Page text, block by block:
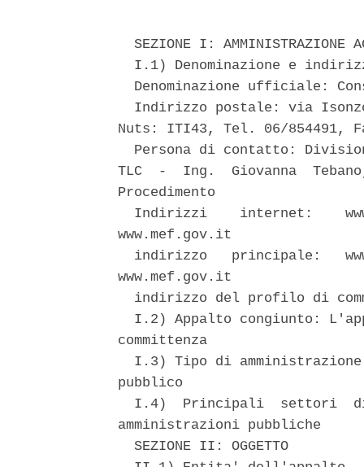
SEZIONE I: AMMINISTRAZIONE
I.1) Denominazione e
Denominazione ufficiale:
Indirizzo postale: via
Nuts: ITI43, Tel. 06/854491,
Persona di contatto:
TLC  -  Ing.  Giovanna
Procedimento
Indirizzi    internet:
www.mef.gov.it
indirizzo   principale:
www.mef.gov.it
indirizzo del profilo di
I.2) Appalto congiunto:
committenza
I.3) Tipo di
pubblico
I.4)  Principali  settori
amministrazioni pubbliche
  SEZIONE II: OGGETTO